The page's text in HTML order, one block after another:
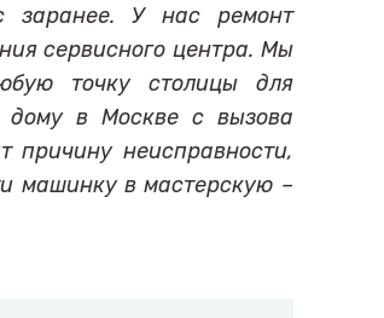
заранее. У нас ремонт
сервисного центра. Мы
точку столицы для
дому в Москве с вызова
причину неисправности,
машинку в мастерскую –